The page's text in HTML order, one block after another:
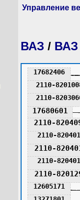
Управление
ВАЗ / ВАЗ
12605171
17680601
17682406
2110-
2110-
2110-
2110-
2110-
2110-
2110-